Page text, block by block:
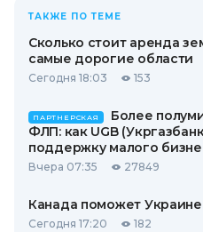
ТАКЖЕ ПО ТЕМЕ
Сколько стоит аренда
самые дорогие области
Сегодня 18:03 153
ПАРТНЕРСКАЯ
Более
ФЛП: как UGB
поддержку малого
Вчера 07:35 27849
Канада поможет
Сегодня 17:20 182